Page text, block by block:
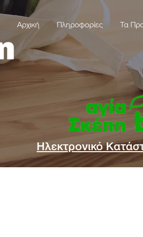
Αρχική Πληροφορίες Τα
Ηλεκτρονικό